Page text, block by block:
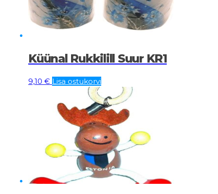
Küünal Rukkilill Suur KR1
9,10 € Lisa ostukorvi